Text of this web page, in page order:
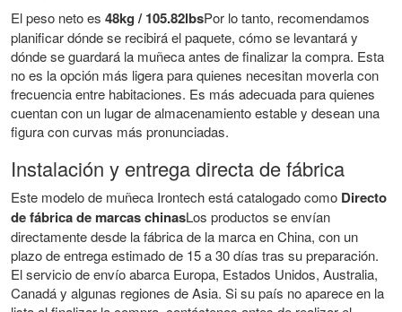
El peso neto es 48kg / 105.82lbsPor lo tanto, recomendamos
planificar dónde se recibirá el paquete, cómo se levantará y
dónde se guardará la muñeca antes de finalizar la compra. Esta
no es la opción más ligera para quienes necesitan moverla con
frecuencia entre habitaciones. Es más adecuada para quienes
cuentan con un lugar de almacenamiento estable y desean una
figura con curvas más pronunciadas.
Instalación y entrega directa de fábrica
Este modelo de muñeca Irontech está catalogado como Directo
de fábrica de marcas chinasLos productos se envían
directamente desde la fábrica de la marca en China, con un
plazo de entrega estimado de 15 a 30 días tras su preparación.
El servicio de envío abarca Europa, Estados Unidos, Australia,
Canadá y algunas regiones de Asia. Si su país no aparece en la